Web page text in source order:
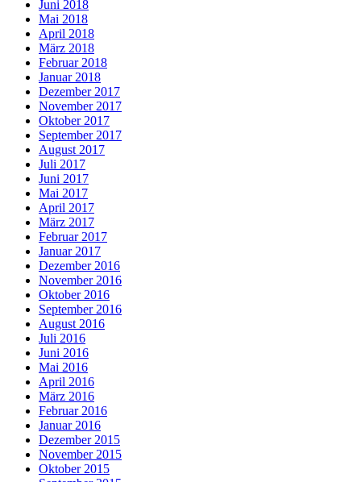
Juni 2018
Mai 2018
April 2018
März 2018
Februar 2018
Januar 2018
Dezember 2017
November 2017
Oktober 2017
September 2017
August 2017
Juli 2017
Juni 2017
Mai 2017
April 2017
März 2017
Februar 2017
Januar 2017
Dezember 2016
November 2016
Oktober 2016
September 2016
August 2016
Juli 2016
Juni 2016
Mai 2016
April 2016
März 2016
Februar 2016
Januar 2016
Dezember 2015
November 2015
Oktober 2015